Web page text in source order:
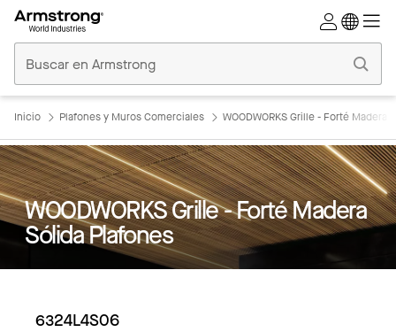
Comerciales
Inicio
Inicio Plafones y Muros Comerciales WOODWORKS Grille - Forté Madera
WOODWORKS Grille - Forté Madera
Sólida Plafones
6324L4S06